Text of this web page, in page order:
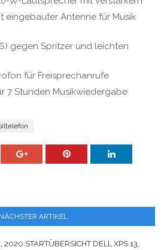
eingebauter Antenne für Musik
gegen Spritzer und leichten
für Freisprechanrufe
7 Stunden Musikwiedergabe
NÄCHSTER ARTIKEL
2020 STARTÜBERSICHT DELL XPS 13,